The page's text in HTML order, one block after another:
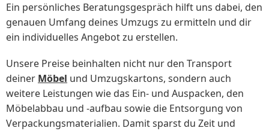
Ein persönliches Beratungsgespräch hilft uns dabei, den
genauen Umfang deines Umzugs zu ermitteln und dir
ein individuelles Angebot zu erstellen.
Unsere Preise beinhalten nicht nur den Transport
deiner Möbel und Umzugskartons, sondern auch
weitere Leistungen wie das Ein- und Auspacken, den
Möbelabbau und -aufbau sowie die Entsorgung von
Verpackungsmaterialien. Damit sparst du Zeit und